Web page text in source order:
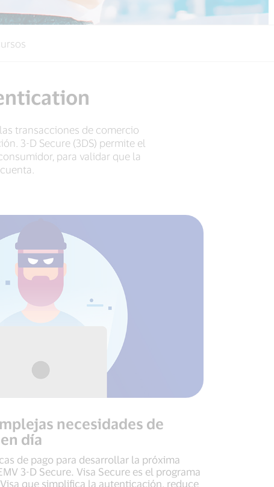
transacciones de comercio
3-D Secure (3DS) permite el
para validar que la
necesidades de
día
de pago para desarrollar la próxima
3-D Secure. Visa Secure es el programa
que simplifica la autenticación, reduce